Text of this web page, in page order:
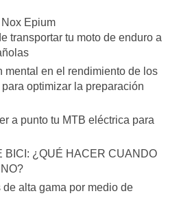
Epium
transportar tu moto de enduro a
mental en el rendimiento de los
optimizar la preparación
a punto tu MTB eléctrica para
BICI: ¿QUÉ HACER CUANDO
alta gama por medio de